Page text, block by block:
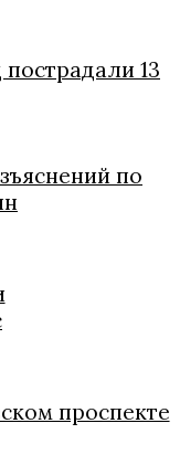
13
по
проспекте